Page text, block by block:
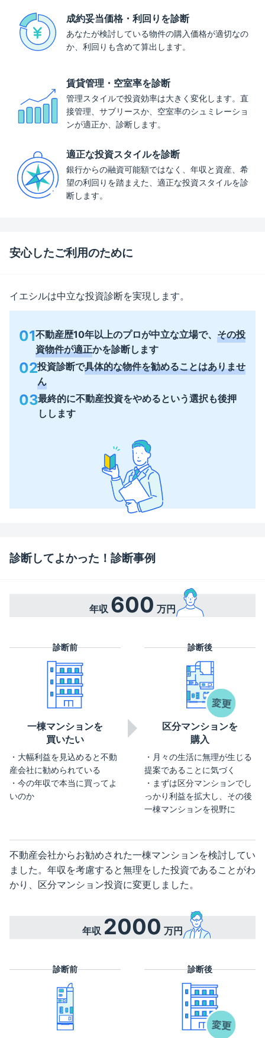
成約妥当価格・利回りを診断
あなたが検討している物件の購入価格が適切なの
か、利回りも含めて算出します。
賃貸管理・空室率を診断
管理スタイルで投資効率は大きく変化します。直
接管理、サブリースか、空室率のシュミレーショ
ンが適正か、診断します。
適正な投資スタイルを診断
銀行からの融資可能額ではなく、年収と資産、希
望の利回りを踏まえた、適正な投資スタイルを診
断します。
安心したご利用のために
イエシルは中立な投資診断を実現します。
01不動産歴10年以上のプロが中立な立場で、その投
資物件が適正かを診断します
02投資診断で具体的な物件を勧めることはありませ
ん
03最終的に不動産投資をやめるという選択も後押
しします
診断してよかった！診断事例
年収 600 万円
診断前
一棟マンションを
買いたい
大幅利益を見込めると不動
産会社に勧められている
今の年収で本当に買ってよ
いのか
診断後
区分マンションを
購入
月々の生活に無理が生じる
提案であることに気づく
まずは区分マンションでし
っかり利益を拡大し、その後
一棟マンションを視野に
不動産会社からお勧めされた一棟マンションを検討してい
ました。年収を考慮すると無理をした投資であることがわ
かり、区分マンション投資に変更しました。
年収 2000 万円
診断前 診断後